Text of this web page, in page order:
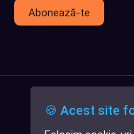
Abonează-te
🍪 Acest site